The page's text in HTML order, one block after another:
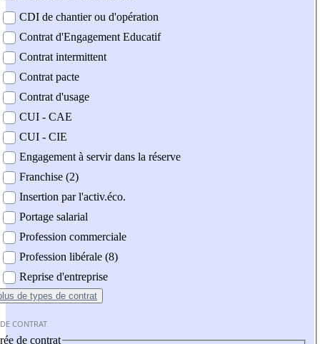
CDI de chantier ou d'opération
Contrat d'Engagement Educatif
Contrat intermittent
Contrat pacte
Contrat d'usage
CUI - CAE
CUI - CIE
Engagement à servir dans la réserve
Franchise (2)
Insertion par l'activ.éco.
Portage salarial
Profession commerciale
Profession libérale (8)
Reprise d'entreprise
de types de contrat
CONTRAT
de contrat